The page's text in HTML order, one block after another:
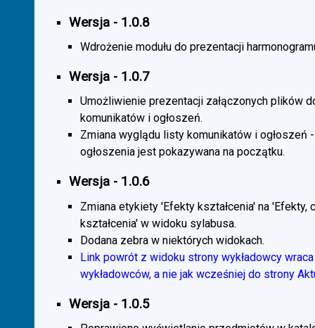
Wersja - 1.0.8
Wdrożenie modułu do prezentacji
Wersja - 1.0.7
Umożliwienie prezentacji załączonych plików
komunikatów i ogłoszeń.
Zmiana wyglądu listy komunikatów i ogłoszeń
ogłoszenia jest pokazywana na początku.
Wersja - 1.0.6
Zmiana etykiety 'Efekty kształcenia' na 'Efekty,
kształcenia' w widoku sylabusa.
Dodana zebra w niektórych widokach.
Link powrót z widoku strony wykładowcy
wykładowców, a nie jak wcześniej do strony
Wersja - 1.0.5